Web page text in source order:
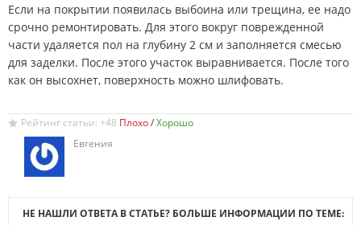
Если на покрытии появилась выбоина или трещина, ее надо
срочно ремонтировать. Для этого вокруг поврежденной
части удаляется пол на глубину 2 см и заполняется смесью
для заделки. После этого участок выравнивается. После того
как он высохнет, поверхность можно шлифовать.
Рейтинг статьи: +48
/
Евгения
НЕ НАШЛИ ОТВЕТА В СТАТЬЕ? БОЛЬШЕ ИНФОРМАЦИИ ПО ТЕМЕ: